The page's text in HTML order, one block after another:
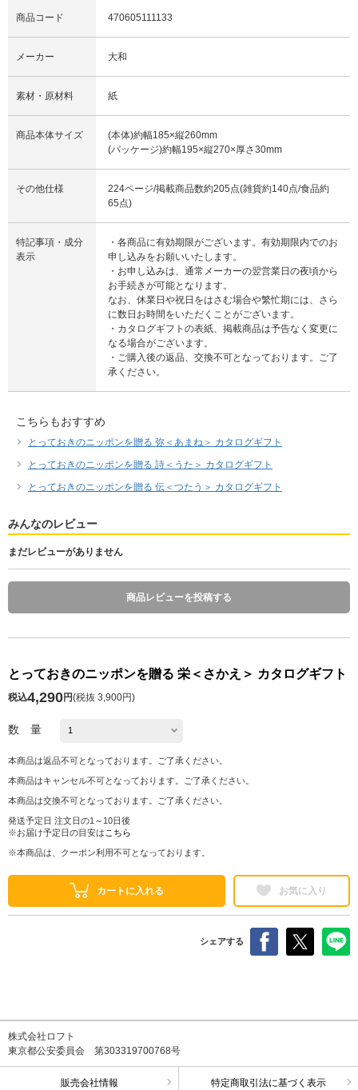
商品コード 470605111133
メーカー 大和
素材・原材料 紙
商品本体サイズ
(本体)約幅185×縦260mm
(パッケージ)約幅195×縦270×厚さ30mm
その他仕様
224ページ/掲載商品数約205点(雑貨約140点/食品約
65点)
特記事項・成分
表示
・各商品に有効期限がございます。有効期限内でのお
申し込みをお願いいたします。
・お申し込みは、通常メーカーの翌営業日の夜頃から
お手続きが可能となります。
なお、休業日や祝日をはさむ場合や繁忙期には、さら
に数日お時間をいただくことがございます。
・カタログギフトの表紙、掲載商品は予告なく変更に
なる場合がございます。
・ご購入後の返品、交換不可となっております。ご了
承ください。
こちらもおすすめ
とっておきのニッポンを贈る 弥＜あまね＞ カタログギフト
とっておきのニッポンを贈る 詩＜うた＞ カタログギフト
とっておきのニッポンを贈る 伝＜つたう＞ カタログギフト
みんなのレビュー
まだレビューがありません
商品レビューを投稿する
とっておきのニッポンを贈る 栄＜さかえ＞ カタログギフト
税込4,290円(税抜 3,900円)
数 量
本商品は返品不可となっております。ご了承ください。
本商品はキャンセル不可となっております。ご了承ください。
本商品は交換不可となっております。ご了承ください。
発送予定日 注文日の1～10日後
※お届け予定日の目安は こちら
※本商品は、クーポン利用不可となっております。
カートに入れる お気に入り
シェアする
株式会社ロフト
東京都公安委員会 第303319700768号
販売会社情報 特定商取引法に基づく表示